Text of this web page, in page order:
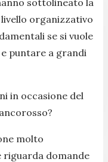
organizzativo
se si vuole
puntare a grandi
in occasione del
molto
riguarda domande